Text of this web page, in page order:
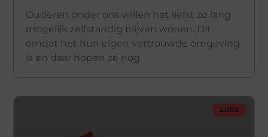
Ouderen onder ons willen het liefst zo lang
mogelijk zelfstandig blijven wonen. Dit
omdat het hun eigen vertrouwde omgeving
is en daar hopen ze nog
ZORG